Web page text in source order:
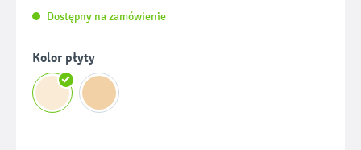
Dostępny na zamówienie
Wybierz
Kolor płyty